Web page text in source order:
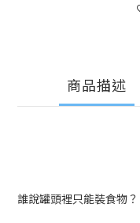
商品描述
誰說罐頭裡只能裝食物？